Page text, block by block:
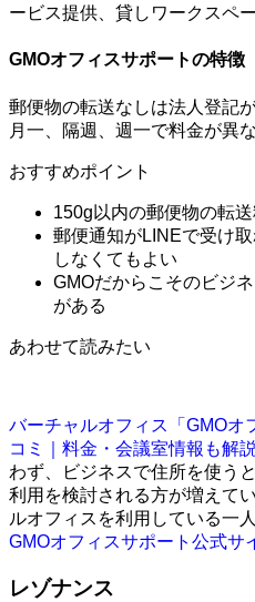
ービス提供、貸しワークスペ
GMOオフィスサポートの特徴
郵便物の転送なしは法人登記
月一、隔週、週一で料金が異な
おすすめポイント
150g以内の郵便物の転送
郵便通知がLINEで受け
しなくてもよい
GMOだからこそのビジ
がある
あわせて読みたい
バーチャルオフィス「GMOオ
コミ｜料金・会議室情報も解
わず、ビジネスで住所を使う
利用を検討される方が増えて
ルオフィスを利用している一
GMOオフィスサポート公式サ
レゾナンス